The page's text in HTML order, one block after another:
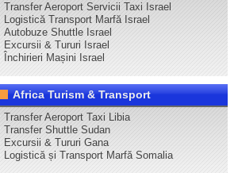
Transfer Aeroport Servicii Taxi Israel
Logistică Transport Marfă Israel
Autobuze Shuttle Israel
Excursii & Tururi Israel
Închirieri Mașini Israel
Africa Turism & Transport
Transfer Aeroport Taxi Libia
Transfer Shuttle Sudan
Excursii & Tururi Gana
Logistică și Transport Marfă Somalia